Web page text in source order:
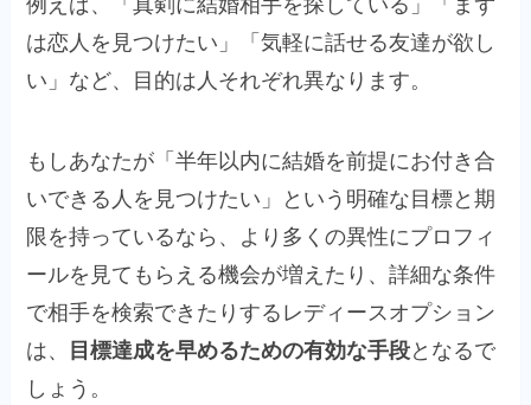
例えば、「真剣に結婚相手を探している」「まず
は恋人を見つけたい」「気軽に話せる友達が欲し
い」など、目的は人それぞれ異なります。
もしあなたが「半年以内に結婚を前提にお付き合
いできる人を見つけたい」という明確な目標と期
限を持っているなら、より多くの異性にプロフィ
ールを見てもらえる機会が増えたり、詳細な条件
で相手を検索できたりするレディースオプション
は、
目標達成を早めるための有効な手段となるで
しょう。